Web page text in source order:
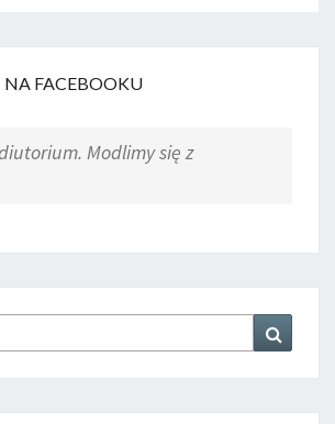
FACEBOOKU
Modlimy się z